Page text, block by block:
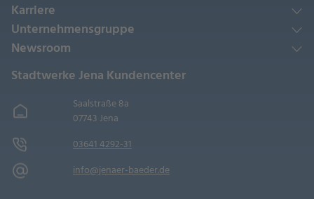
Karriere
Unternehmensgruppe
Newsroom
Stadtwerke Jena Kundencenter
Saalstraße 8a
07743 Jena
03641 4292-31
info@jenaer-baeder.de